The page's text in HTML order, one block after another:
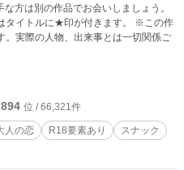
方は別の作品でお会いしましょう。
タイトルに★印が付きます。 ※この作
。実際の人物、出来事とは一切関係ご
位 / 66,321件
人の恋 R18要素あり
スナック